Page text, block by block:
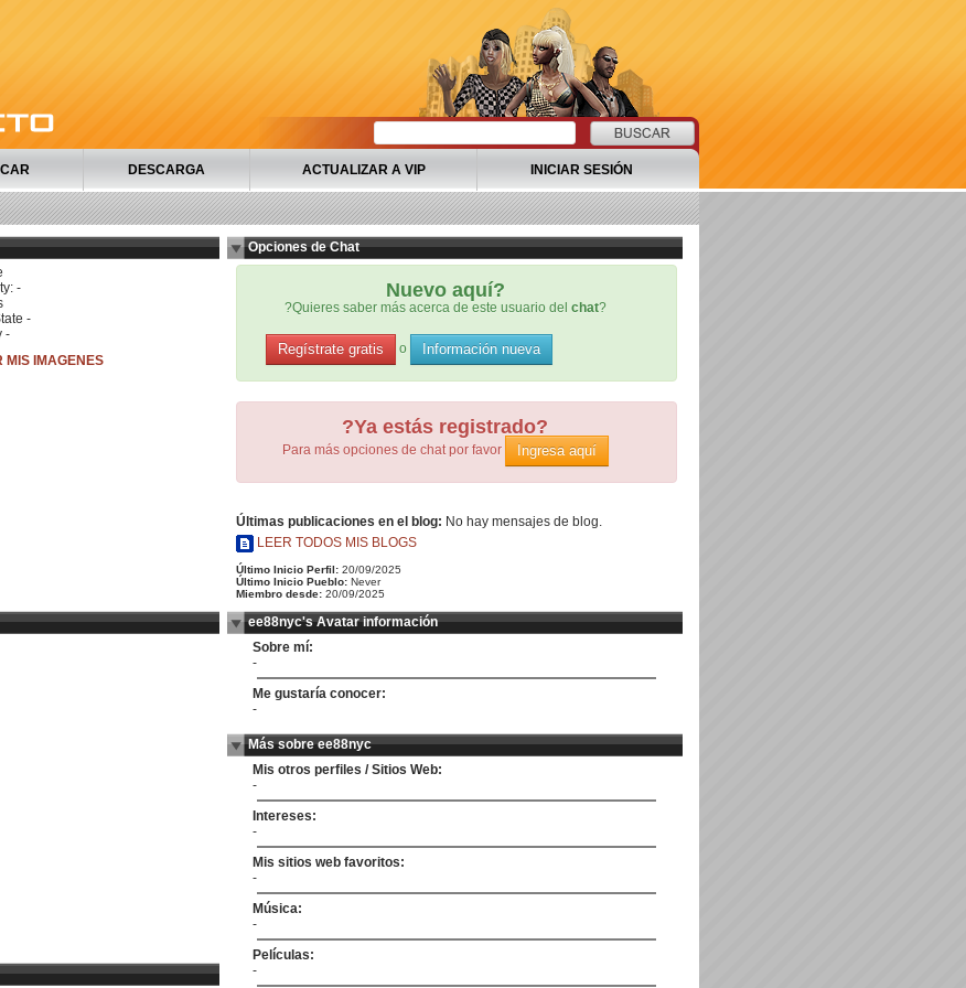
DESCARGA ACTUALIZAR A VIP INICIAR SESIÓN
-
-
-
MIS IMAGENES
Opciones de Chat
Nuevo aquí?
?Quieres saber más acerca de este usuario del chat?
Regístrate gratis o Información nueva
?Ya estás registrado?
Para más opciones de chat por favor Ingresa aquí
Últimas publicaciones en el blog: No hay mensajes de blog.
LEER TODOS MIS BLOGS
Último Inicio Perfil: 20/09/2025
Último Inicio Pueblo: Never
Miembro desde: 20/09/2025
ee88nyc's Avatar información
Sobre mí:
-
Me gustaría conocer:
-
Más sobre ee88nyc
Mis otros perfiles / Sitios Web:
-
Intereses:
-
Mis sitios web favoritos:
-
Música:
-
Películas:
-